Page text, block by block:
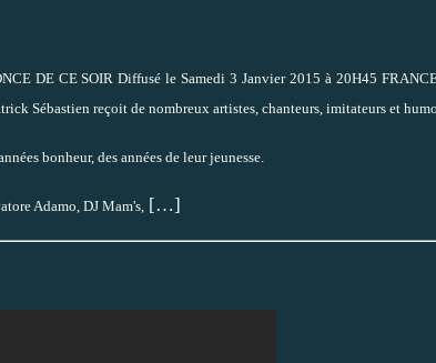
DE CE SOIR Diffusé le Samedi 3 Janvier 2015 à 20H45
Sébastien reçoit de nombreux artistes, chanteurs, imitateurs et
bonheur, des années de leur jeunesse.
Adamo, DJ Mam's, […]